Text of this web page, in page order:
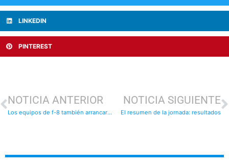
LINKEDIN
PINTEREST
NOTICIA ANTERIOR
Los equipos de f-8 también arrancaron sus ligas: resultados
NOTICIA SIGUIENTE
El resumen de la jornada: resultados